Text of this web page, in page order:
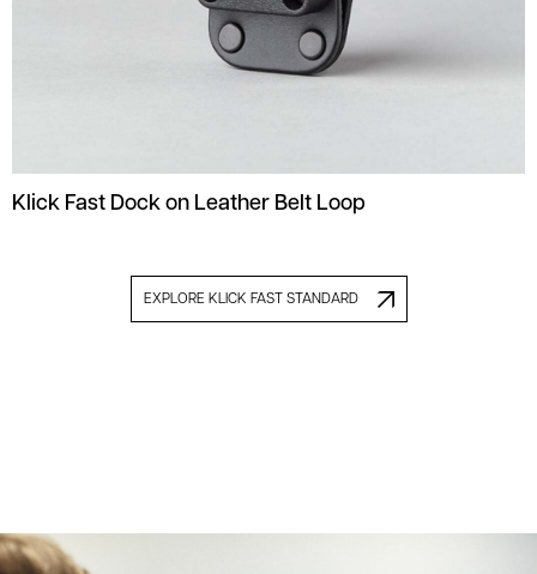
Klick Fast Dock on Leather Belt Loop
EXPLORE KLICK FAST STANDARD